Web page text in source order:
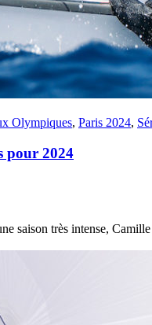
Olympiques, Paris 2024,
pour 2024
saison très intense,